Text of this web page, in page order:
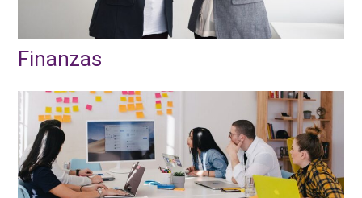
Finanzas